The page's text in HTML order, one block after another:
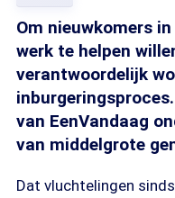
Om nieuwkomers
werk te helpen
verantwoordelijk
van EenVandaag
van middelgrote
Dat vluchtelingen